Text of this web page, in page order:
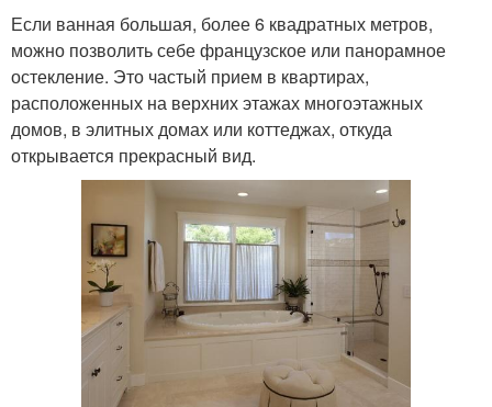
Если ванная большая, более 6 квадратных метров,
можно позволить себе французское или панорамное
остекление. Это частый прием в квартирах,
расположенных на верхних этажах многоэтажных
домов, в элитных домах или коттеджах, откуда
открывается прекрасный вид.